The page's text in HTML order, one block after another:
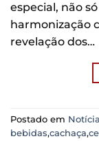
especial, não
harmonização
revelação dos…
Postado em
bebidas,cachaça,